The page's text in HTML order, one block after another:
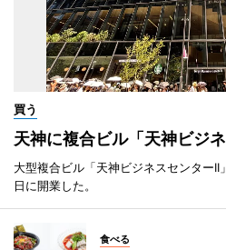
買う
天神に複合ビル「天神ビジ
大型複合ビル「天神ビジネスセンター
日に開業した。
食べる